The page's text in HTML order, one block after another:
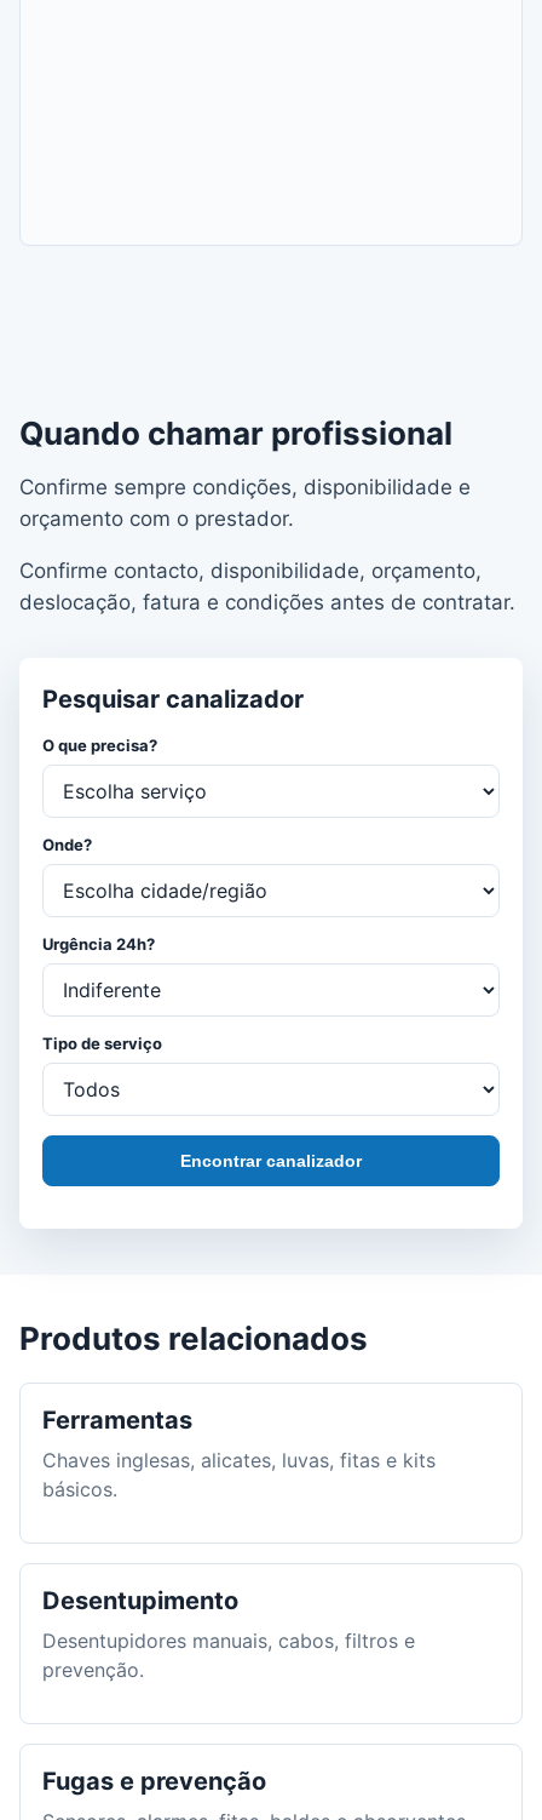
Quando chamar profissional
Confirme sempre condições, disponibilidade e
orçamento com o prestador.
Confirme contacto, disponibilidade, orçamento,
deslocação, fatura e condições antes de contratar.
Pesquisar canalizador
O que precisa?
Onde?
Urgência 24h?
Tipo de serviço
Encontrar canalizador
Produtos relacionados
Ferramentas
Chaves inglesas, alicates, luvas, fitas e kits
básicos.
Desentupimento
Desentupidores manuais, cabos, filtros e
prevenção.
Fugas e prevenção